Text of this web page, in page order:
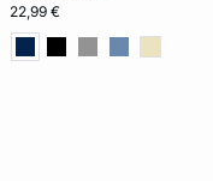
22,99 €